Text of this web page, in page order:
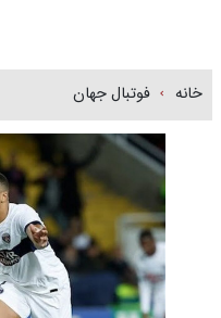
خانه فوتبال جهان